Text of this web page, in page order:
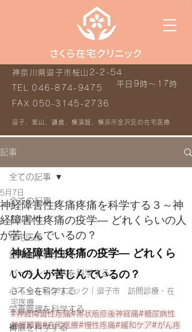
平日9時～17時
神奈川県逗子市桜山2-2-54
TEL 046-874-9475
FAX 050-3145-2736
逗子、葉山、鎌倉、横須賀、横浜市金沢区の在宅医療
記事
全ての記事
お知らせ
在宅医療
認知症を科学する
パーキンソン病を科学する
心不全を科学する
栄養管理を科学する
褥瘡を科学する
全ての記事
神経障害性疼痛疼痛を科学する３～神
経障害性疼痛の疫学― どれくらいの人
が苦しんでいるの？
5月7日
神経障害性疼痛の疫学― どれくら
いの人が苦しんでいるの？
さくら在宅クリニック｜逗子市　訪問診療・在
宅医療
#神経障害性疼痛#帯状疱疹後神経痛#糖尿病性
神経障害#在宅医療#慢性疼痛#緩和ケア#がん疼